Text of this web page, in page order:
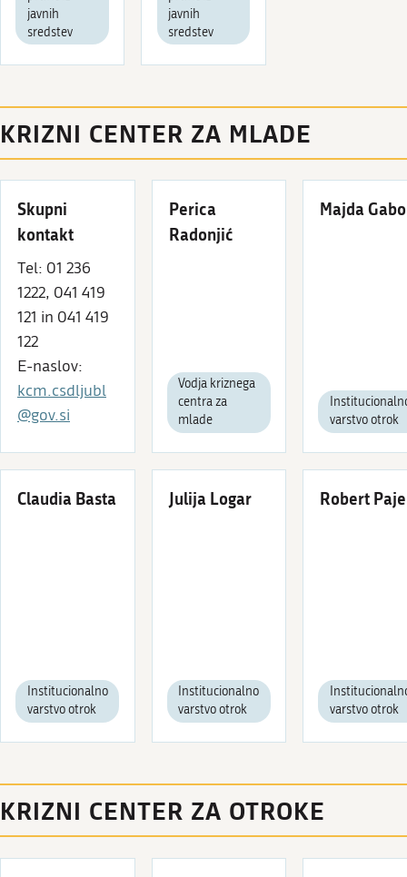
javnih
sredstev
javnih
sredstev
KRIZNI CENTER ZA MLADE
Skupni
kontakt
Tel: 01 236
1222, 041 419
121 in 041 419
122
E-naslov:
kcm.csdljubl
@gov.si
Perica
Radonjić
Vodja kriznega
centra za
mlade
Majda
varstvo otrok
Claudia Basta
Institucionalno
varstvo otrok
Julija Logar
Institucionalno
varstvo otrok
Robert
varstvo otrok
KRIZNI CENTER ZA OTROKE